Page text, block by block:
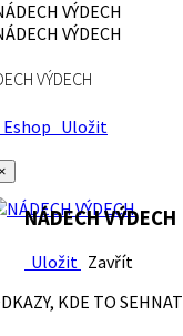
VÝDECH
Uložit
NÁDECH VÝDECH
Uložit Zavřít
KDE TO SEHNAT